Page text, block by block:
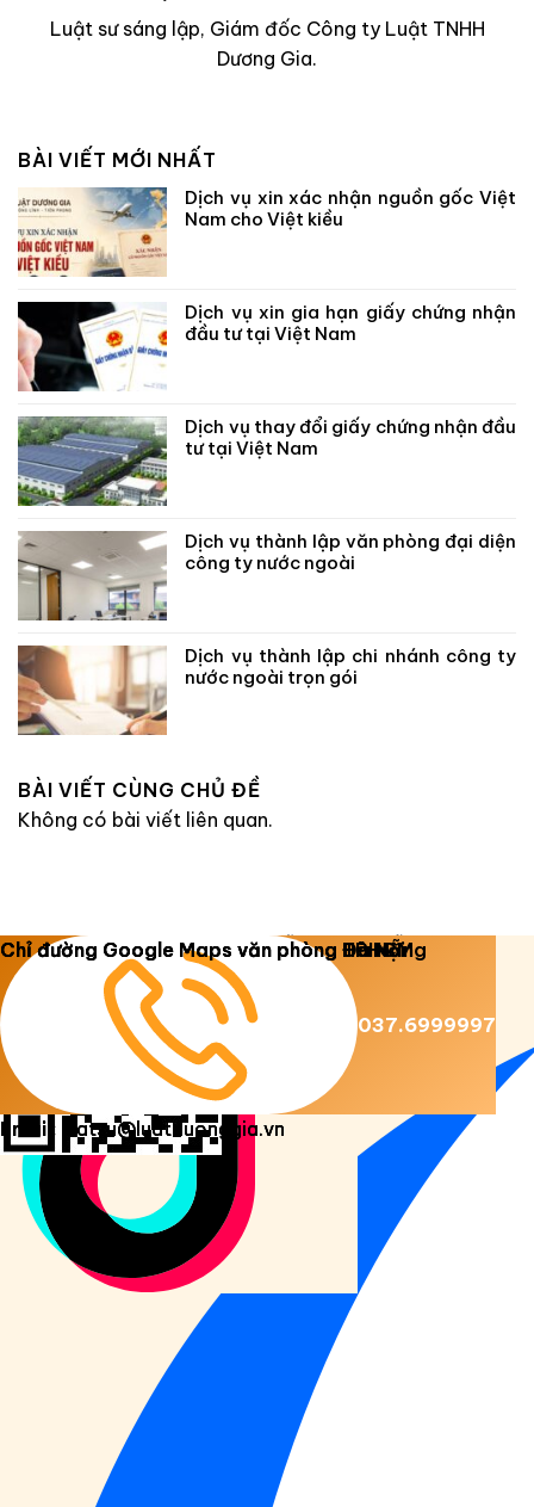
Luật sư sáng lập, Giám đốc Công ty Luật TNHH
Dương Gia.
BÀI VIẾT MỚI NHẤT
Dịch vụ xin xác nhận nguồn gốc Việt
Nam cho Việt kiều
Dịch vụ xin gia hạn giấy chứng nhận
đầu tư tại Việt Nam
Dịch vụ thay đổi giấy chứng nhận đầu
tư tại Việt Nam
Dịch vụ thành lập văn phòng đại diện
công ty nước ngoài
Dịch vụ thành lập chi nhánh công ty
nước ngoài trọn gói
BÀI VIẾT CÙNG CHỦ ĐỀ
Không có bài viết liên quan.
Copyright 2026 © Luật Dương Gia